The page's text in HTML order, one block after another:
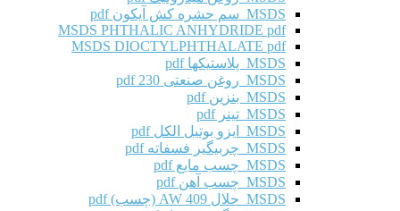
MSDS سم حشره کش آیکون pdf
MSDS PHTHALIC ANHYDRIDE pdf
MSDS DIOCTYLPHTHALATE pdf
MSDS پلاستیکها pdf
MSDS روغن صنعتی 230 pdf
MSDS بنزین pdf
MSDS تینر pdf
MSDS ایزو بوتیل الکل pdf
MSDS چربیگیر فسفاته pdf
MSDS چسب مایع pdf
MSDS چسب آهن pdf
MSDS حلال AW 409 (چسب) pdf